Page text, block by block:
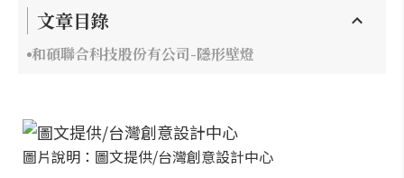
文章目錄
和碩聯合科技股份有公司-隱形壁燈
圖片說明：圖文提供/台灣創意設計中心